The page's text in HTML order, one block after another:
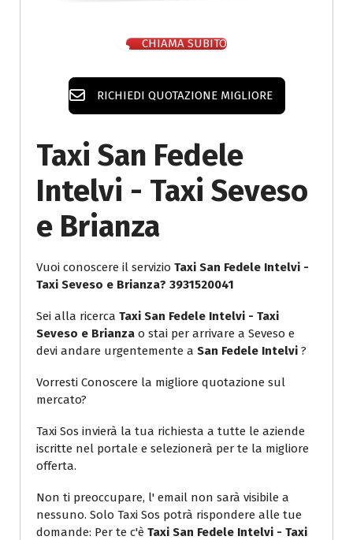
CHIAMA SUBITO
RICHIEDI QUOTAZIONE MIGLIORE
Taxi San Fedele
Intelvi - Taxi Seveso
e Brianza
Vuoi conoscere il servizio Taxi San Fedele Intelvi -
Taxi Seveso e Brianza? 3931520041
Sei alla ricerca Taxi San Fedele Intelvi - Taxi
Seveso e Brianza o stai per arrivare a Seveso e
devi andare urgentemente a San Fedele Intelvi ?
Vorresti Conoscere la migliore quotazione sul
mercato?
Taxi Sos invierà la tua richiesta a tutte le aziende
iscritte nel portale e selezionerà per te la migliore
offerta.
Non ti preoccupare, l' email non sarà visibile a
nessuno. Solo Taxi Sos potrà rispondere alle tue
domande: Per te c'è Taxi San Fedele Intelvi - Taxi